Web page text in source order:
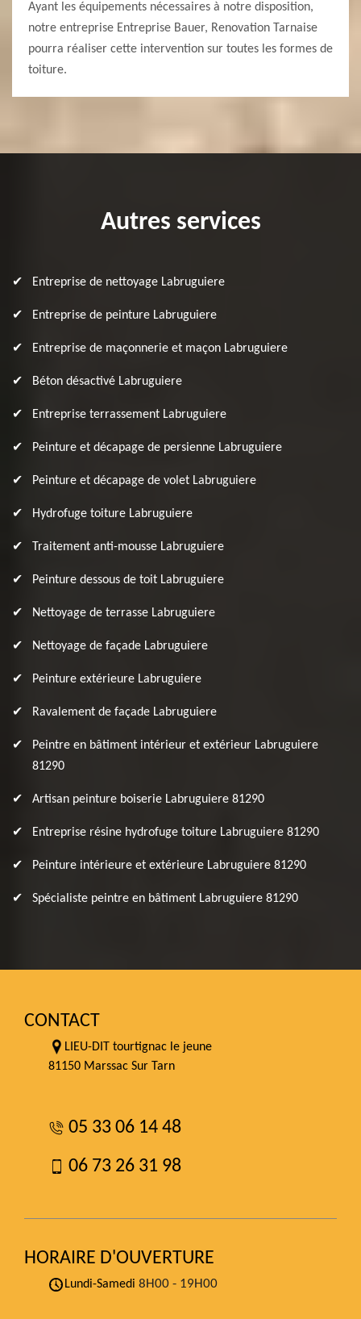
Ayant les équipements nécessaires à notre disposition,
notre entreprise Entreprise Bauer, Renovation Tarnaise
pourra réaliser cette intervention sur toutes les formes de
toiture.
Autres services
Entreprise de nettoyage Labruguiere
Entreprise de peinture Labruguiere
Entreprise de maçonnerie et maçon Labruguiere
Béton désactivé Labruguiere
Entreprise terrassement Labruguiere
Peinture et décapage de persienne Labruguiere
Peinture et décapage de volet Labruguiere
Hydrofuge toiture Labruguiere
Traitement anti-mousse Labruguiere
Peinture dessous de toit Labruguiere
Nettoyage de terrasse Labruguiere
Nettoyage de façade Labruguiere
Peinture extérieure Labruguiere
Ravalement de façade Labruguiere
Peintre en bâtiment intérieur et extérieur Labruguiere
81290
Artisan peinture boiserie Labruguiere 81290
Entreprise résine hydrofuge toiture Labruguiere 81290
Peinture intérieure et extérieure Labruguiere 81290
Spécialiste peintre en bâtiment Labruguiere 81290
CONTACT
LIEU-DIT tourtignac le jeune
81150 Marssac Sur Tarn
05 33 06 14 48
06 73 26 31 98
HORAIRE D'OUVERTURE
Lundi-Samedi 8H00 - 19H00